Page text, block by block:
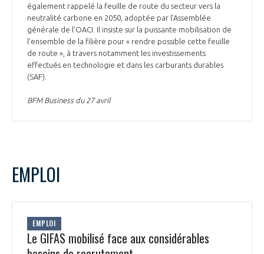
également rappelé la feuille de route du secteur vers la
neutralité carbone en 2050, adoptée par l’Assemblée
générale de l’OACI. Il insiste sur la puissante mobilisation de
l’ensemble de la filière pour « rendre possible cette feuille
de route », à travers notamment les investissements
effectués en technologie et dans les carburants durables
(SAF).
BFM Business du 27 avril
EMPLOI
EMPLOI
Le GIFAS mobilisé face aux considérables